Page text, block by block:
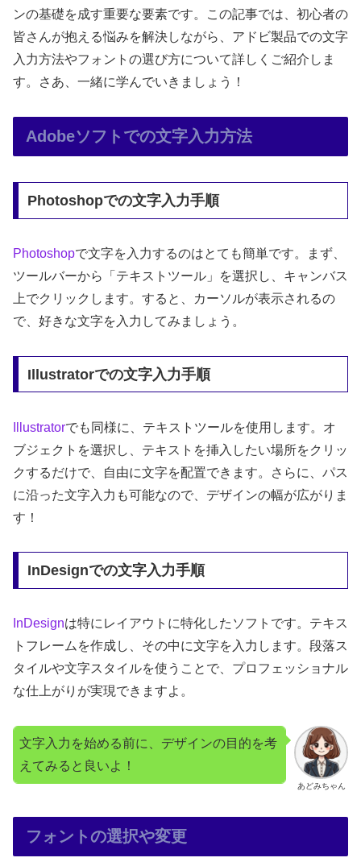
ンの基礎を成す重要な要素です。この記事では、初心者の
皆さんが抱える悩みを解決しながら、アドビ製品での文字
入力方法やフォントの選び方について詳しくご紹介しま
す。さあ、一緒に学んでいきましょう！
Adobeソフトでの文字入力方法
Photoshopでの文字入力手順
Photoshopで文字を入力するのはとても簡単です。まず、
ツールバーから「テキストツール」を選択し、キャンバス
上でクリックします。すると、カーソルが表示されるの
で、好きな文字を入力してみましょう。
Illustratorでの文字入力手順
Illustratorでも同様に、テキストツールを使用します。オ
ブジェクトを選択し、テキストを挿入したい場所をクリッ
クするだけで、自由に文字を配置できます。さらに、パス
に沿った文字入力も可能なので、デザインの幅が広がりま
す！
InDesignでの文字入力手順
InDesignは特にレイアウトに特化したソフトです。テキス
トフレームを作成し、その中に文字を入力します。段落ス
タイルや文字スタイルを使うことで、プロフェッショナル
な仕上がりが実現できますよ。
あどみちゃん
文字入力を始める前に、デザインの目的を考
えてみると良いよ！
フォントの選択や変更